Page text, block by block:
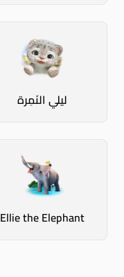
ليلي النَمِرة
Ellie the Elephant